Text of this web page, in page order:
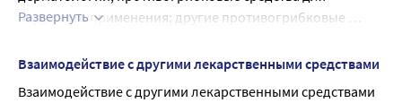
психомоторных реакций.
не указанные в инструкции, следует немедленно
сообщить об этом врачу.
наружного применения; другие противогрибковые
Развернуть
Взаимодействие с другими лекарственными средствами
Взаимодействие с другими лекарственными средствами